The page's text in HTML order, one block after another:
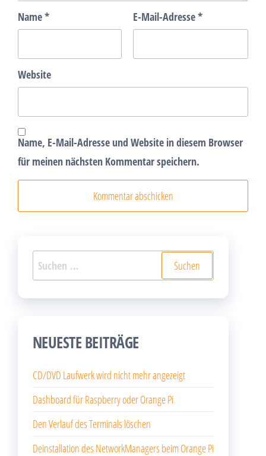
Name* E-Mail-Adresse*
Website
Name, E-Mail-Adresse und Website in diesem Browser
für meinen nächsten Kommentar speichern.
Suchen
nach:
NEUESTE BEITRÄGE
CD/DVD Laufwerk wird nicht mehr angezeigt
Dashboard für Raspberry oder Orange Pi
Den Verlauf des Terminals löschen
Deinstallation des NetworkManagers beim Orange Pi